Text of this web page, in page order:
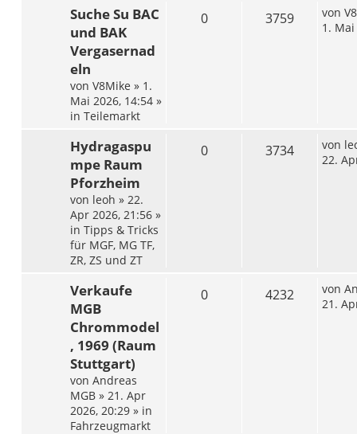
Suche Su BAC
und BAK
Vergasernad
eln
von V8Mike » 1.
Mai 2026, 14:54 »
in Teilemarkt
0 3759 von
1. Mai
Hydragaspu
mpe Raum
Pforzheim
von leoh » 22.
Apr 2026, 21:56 »
in Tipps & Tricks
für MGF, MG TF,
ZR, ZS und ZT
0 3734 von
22.
Verkaufe
MGB
Chrommodel
, 1969 (Raum
Stuttgart)
von Andreas
MGB » 21. Apr
2026, 20:29 » in
Fahrzeugmarkt
0 4232 von
21.